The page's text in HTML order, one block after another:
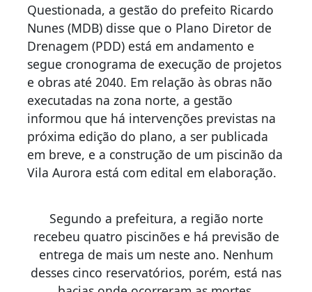
Questionada, a gestão do prefeito Ricardo
Nunes (MDB) disse que o Plano Diretor de
Drenagem (PDD) está em andamento e
segue cronograma de execução de projetos
e obras até 2040. Em relação às obras não
executadas na zona norte, a gestão
informou que há intervenções previstas na
próxima edição do plano, a ser publicada
em breve, e a construção de um piscinão da
Vila Aurora está com edital em elaboração.
Segundo a prefeitura, a região norte
recebeu quatro piscinões e há previsão de
entrega de mais um neste ano. Nenhum
desses cinco reservatórios, porém, está nas